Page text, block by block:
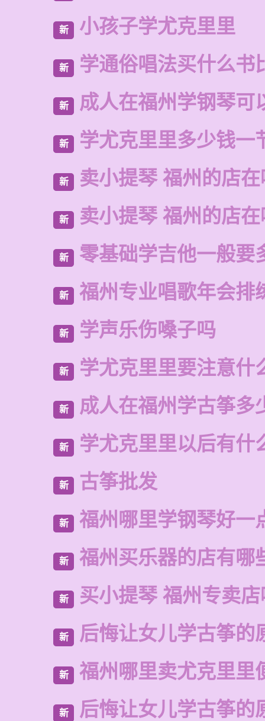
新 小孩子学尤克里里
新 学通俗唱法买什么书
新 成人在福州学钢琴可
新 学尤克里里多少钱一
新 卖小提琴 福州的店
新 卖小提琴 福州的店
新 零基础学吉他一般要
新 福州专业唱歌年会排
新 学声乐伤嗓子吗
新 学尤克里里要注意什
新 成人在福州学古筝多
新 学尤克里里以后有什
新 古筝批发
新 福州哪里学钢琴好一
新 福州买乐器的店有哪
新 买小提琴 福州专卖
新 后悔让女儿学古筝的
新 福州哪里卖尤克里里
新 后悔让女儿学古筝的